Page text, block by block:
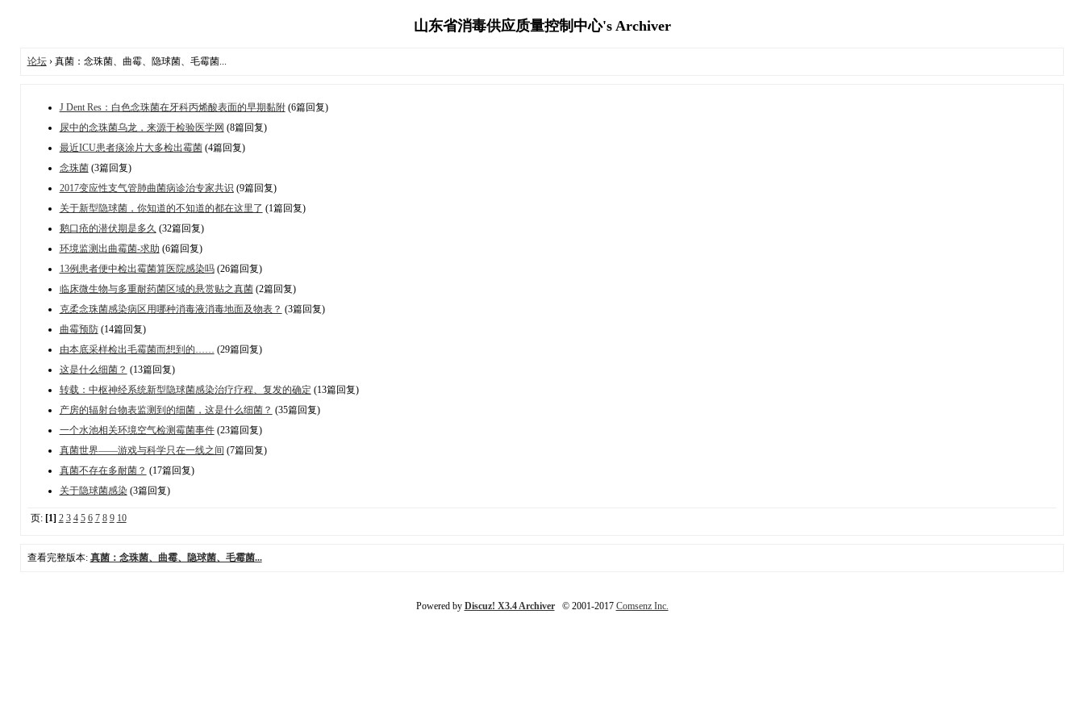
山东省消毒供应质量控制中心's Archiver
论坛› 真菌：念珠菌、曲霉、隐球菌、毛霉菌...
J Dent Res：白色念珠菌在牙科丙烯酸表面的早期黏附(6篇回复)
尿中的念珠菌乌龙，来源于检验医学网 (8篇回复)
最近ICU患者痰涂片大多检出霉菌(4篇回复)
念珠菌(3篇回复)
2017变应性支气管肺曲菌病诊治专家共识 (9篇回复)
关于新型隐球菌，你知道的不知道的都在这里了 (1篇回复)
鹅口疮的潜伏期是多久 (32篇回复)
环境监测出曲霉菌-求助 (6篇回复)
13例患者便中检出霉菌算医院感染吗(26篇回复)
临床微生物与多重耐药菌区域的悬赏贴之真菌(2篇回复)
克柔念珠菌感染病区用哪种消毒液消毒地面及物表？ (3篇回复)
曲霉预防(14篇回复)
由本底采样检出毛霉菌而想到的…… (29篇回复)
这是什么细菌？ (13篇回复)
转载：中枢神经系统新型隐球菌感染治疗疗程、复发的确定 (13篇回复)
产房的辐射台物表监测到的细菌，这是什么细菌？ (35篇回复)
一个水池相关环境空气检测霉菌事件(23篇回复)
真菌世界——游戏与科学只在一线之间 (7篇回复)
真菌不存在多耐菌？ (17篇回复)
关于隐球菌感染(3篇回复)
页: [1] 2 3 4 5 6 7 8 9 10
查看完整版本: 真菌：念珠菌、曲霉、隐球菌、毛霉菌...
Powered by Discuz! X3.4 Archiver© 2001-2017 Comsenz Inc.